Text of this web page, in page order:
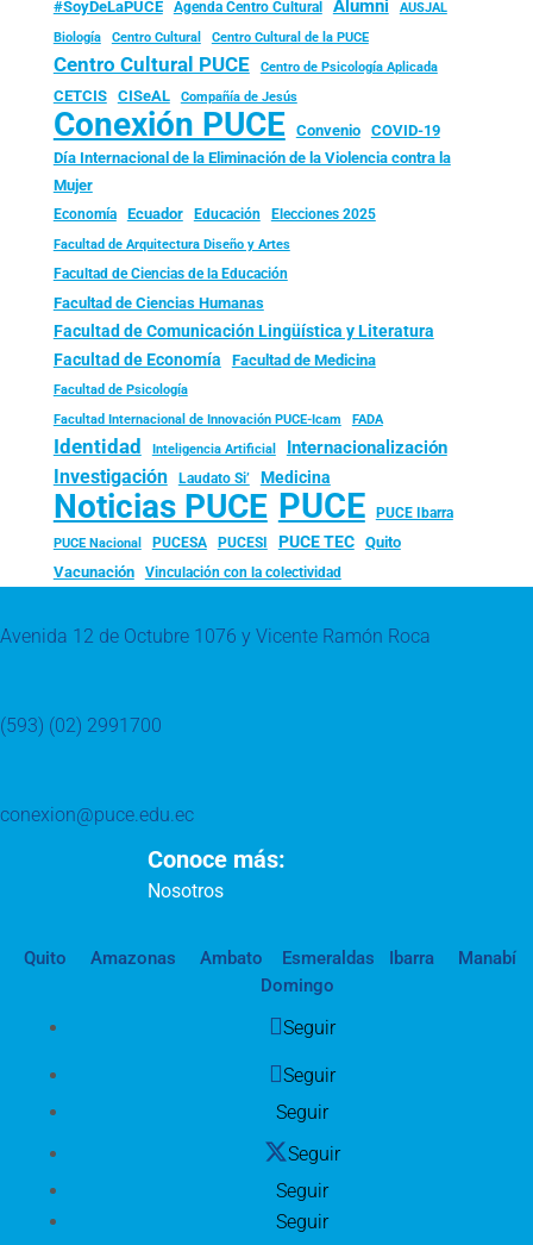
#SoyDeLaPUCE Agenda Centro Cultural Alumni
AUSJAL
Biología
Centro Cultural Centro Cultural de la PUCE
Centro Cultural PUCE Centro de Psicología Aplicada
CETCIS CISeAL Compañía de Jesús
Conexión PUCE Convenio
COVID-19
Día Internacional de la Eliminación de la Violencia contra la
Mujer
Economía Ecuador Educación Elecciones 2025
Facultad de Arquitectura Diseño y Artes
Facultad de Ciencias de la Educación
Facultad de Ciencias Humanas
Facultad de Comunicación Lingüística y Literatura
Facultad de Economía Facultad de Medicina
Facultad de Psicología
Facultad Internacional de Innovación PUCE-Icam FADA
Identidad Inteligencia Artificial Internacionalización
Investigación Laudato Si’ Medicina
Noticias PUCE PUCE PUCE Ibarra
PUCE Nacional PUCESA PUCESI PUCE TEC
Quito
Vacunación
Vinculación con la colectividad
Avenida 12 de Octubre 1076 y Vicente Ramón Roca
(593) (02) 2991700
conexion@puce.edu.ec
Conoce más:
Nosotros
Quito Amazonas Ambato Esmeraldas Ibarra
Manabí
Domingo
Seguir
Seguir
Seguir
Seguir
Seguir
Seguir